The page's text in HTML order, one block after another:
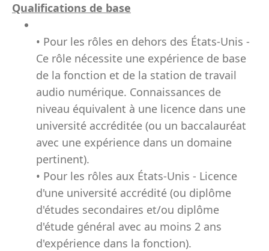
Qualifications de base
• Pour les rôles en dehors des États-Unis -
Ce rôle nécessite une expérience de base
de la fonction et de la station de travail
audio numérique. Connaissances de
niveau équivalent à une licence dans une
université accréditée (ou un baccalauréat
avec une expérience dans un domaine
pertinent).
• Pour les rôles aux États-Unis - Licence
d'une université accrédité (ou diplôme
d'études secondaires et/ou diplôme
d'étude général avec au moins 2 ans
d'expérience dans la fonction).